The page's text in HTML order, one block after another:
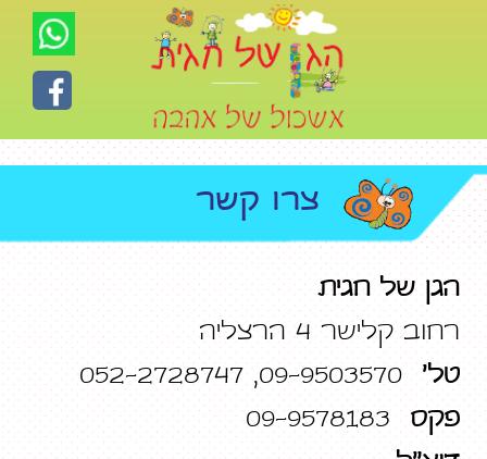
צרו קשר
הגן של חגית
רחוב קלישר 4 הרצליה
טל'
פקס
09-9578183
דוא"ל
ganhagit@bezeqint.net​​
Label Text: